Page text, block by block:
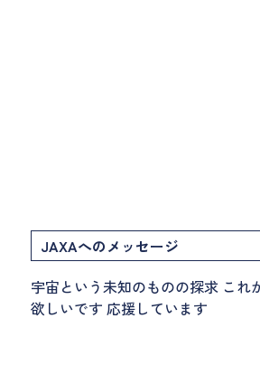
JAXAへのメッセージ
宇宙という未知のものの探求 これ
欲しいです 応援しています